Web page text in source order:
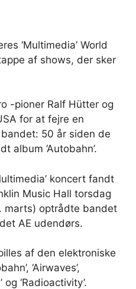
‘Multimedia’ World
af shows, der sker
-pioner Ralf Hütter og
for at fejre en
50 år siden de
album ‘Autobahn’.
koncert fandt
Music Hall torsdag
marts) optrådte bandet
AE udendørs.
af den elektroniske
‘Airwaves’,
og ‘Radioactivity’.